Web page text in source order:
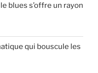
blues s’offre un rayon
qui bouscule les